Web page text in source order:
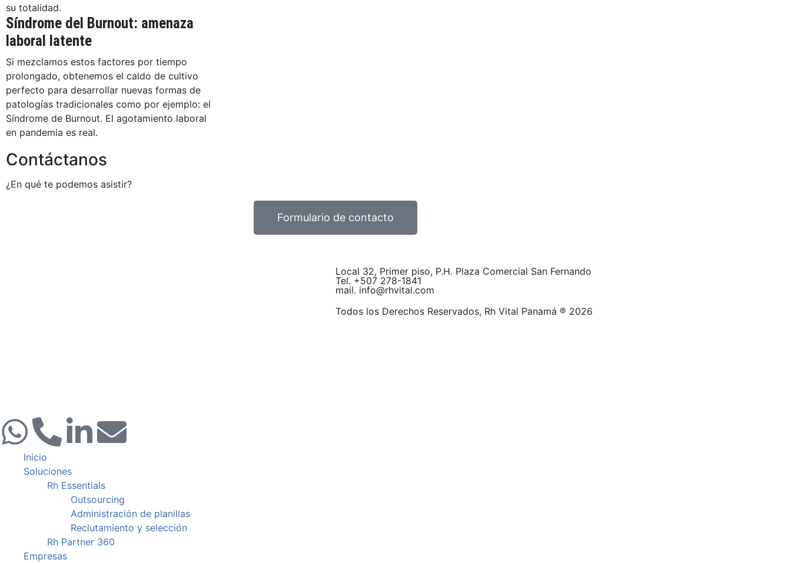
su totalidad.
Síndrome del Burnout: amenaza
laboral latente
Si mezclamos estos factores por tiempo
prolongado, obtenemos el caldo de cultivo
perfecto para desarrollar nuevas formas de
patologías tradicionales como por ejemplo: el
Síndrome de Burnout. El agotamiento laboral
en pandemia es real.
Contáctanos
¿En qué te podemos asistir?
Formulario de contacto
Local 32, Primer piso, P.H. Plaza Comercial San Fernando
Tel. +507 278-1841
mail. info@rhvital.com
Todos los Derechos Reservados, Rh Vital Panamá ® 2026
Inicio
Soluciones
Rh Essentials
Outsourcing
Administración de planillas
Reclutamiento y selección
Rh Partner 360
Empresas